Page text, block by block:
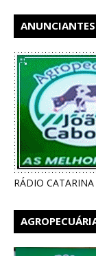
RÁDIO